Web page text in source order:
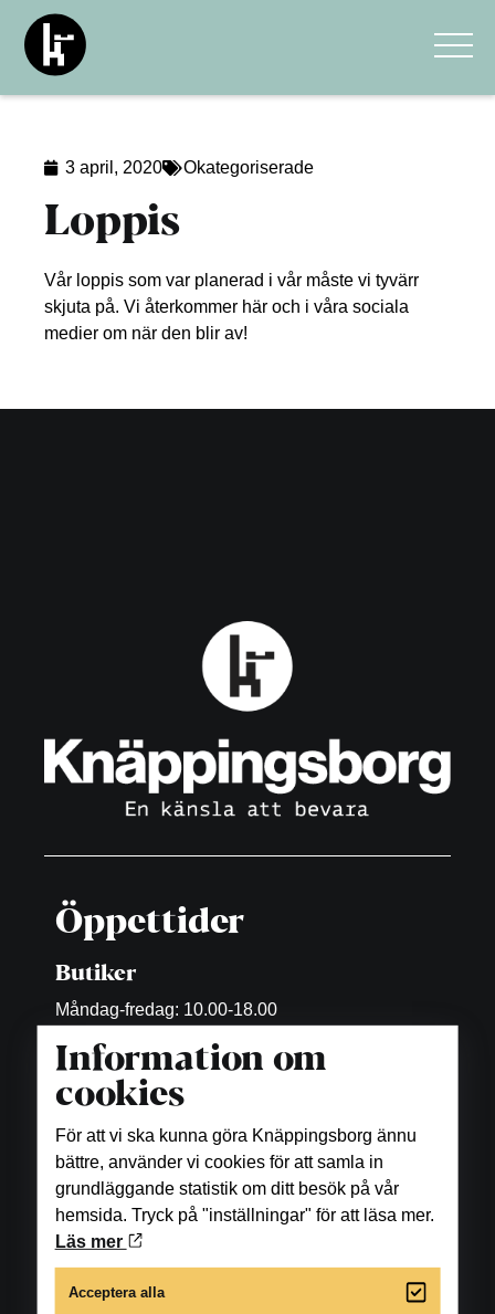
3 april, 2020 Okategoriserade
Loppis
Vår loppis som var planerad i vår måste vi tyvärr
skjuta på. Vi återkommer här och i våra sociala
medier om när den blir av!
Öppettider
Butiker
Måndag-fredag: 10.00-18.00
Matställen
Se öppettider under respektive restaurang, bar
samt fikaställe.
Skönhet och hälsa
Information om
cookies
För att vi ska kunna göra Knäppingsborg ännu
bättre, använder vi cookies för att samla in
grundläggande statistik om ditt besök på vår
hemsida. Tryck på "inställningar" för att läsa mer.
Läs mer
Acceptera alla